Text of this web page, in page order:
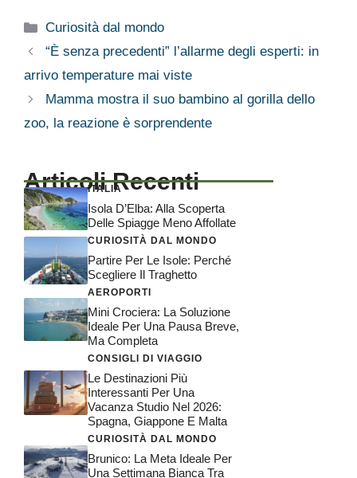
Categorie
Curiosità dal mondo
“È senza precedenti” l’allarme degli esperti: in
arrivo temperature mai viste
Mamma mostra il suo bambino al gorilla dello
zoo, la reazione è sorprendente
Articoli Recenti
ITALIA
Isola D’Elba: Alla Scoperta
Delle Spiagge Meno Affollate
CURIOSITÀ DAL MONDO
Partire Per Le Isole: Perché
Scegliere Il Traghetto
AEROPORTI
Mini Crociera: La Soluzione
Ideale Per Una Pausa Breve,
Ma Completa
CONSIGLI DI VIAGGIO
Le Destinazioni Più
Interessanti Per Una
Vacanza Studio Nel 2026:
Spagna, Giappone E Malta
CURIOSITÀ DAL MONDO
Brunico: La Meta Ideale Per
Una Settimana Bianca Tra